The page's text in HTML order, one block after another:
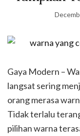
Gaya Modern –
langsat sering
orang merasa
Tidak terlalu
pilihan warna